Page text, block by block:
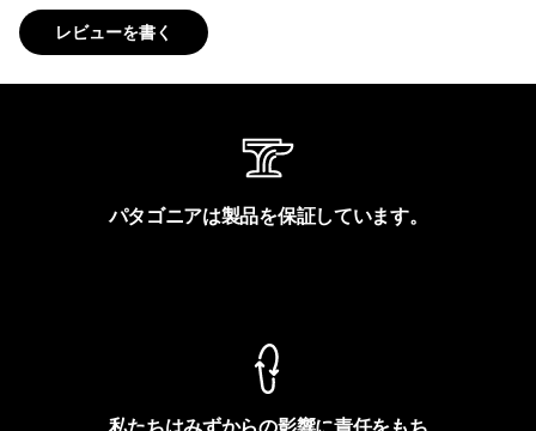
レビューを書く
パタゴニアは製品を保証しています。